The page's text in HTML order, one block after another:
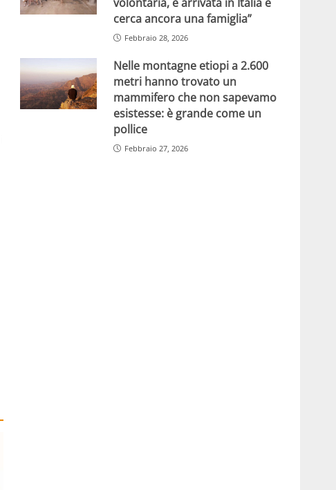
cerca ancora una famiglia”
Febbraio 28, 2026
Nelle montagne etiopi a 2.600
metri hanno trovato un
mammifero che non sapevamo
esistesse: è grande come un
pollice
Febbraio 27, 2026